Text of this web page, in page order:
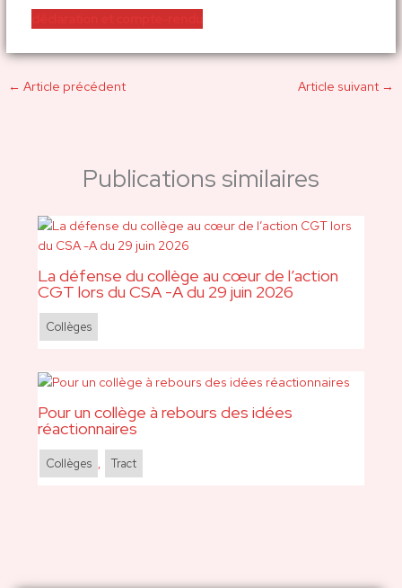
← Article précédent Article suivant →
Publications similaires
La défense du collège au cœur de l’action
CGT lors du CSA -A du 29 juin 2026
Collèges
Pour un collège à rebours des idées
réactionnaires
Collèges , Tract